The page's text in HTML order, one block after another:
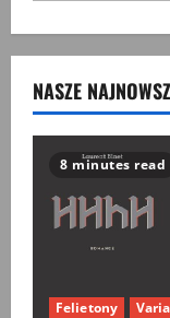
NASZE
8 minutes read
Felietony Varia